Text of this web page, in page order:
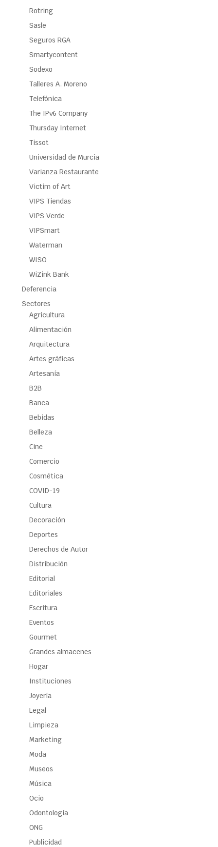
Rotring
Sasle
Seguros RGA
Smartycontent
Sodexo
Talleres A. Moreno
Telefónica
The IPv6 Company
Thursday Internet
Tissot
Universidad de Murcia
Varianza Restaurante
Victim of Art
VIPS Tiendas
VIPS Verde
VIPSmart
Waterman
WISO
WiZink Bank
Deferencia
Sectores
Agricultura
Alimentación
Arquitectura
Artes gráficas
Artesanía
B2B
Banca
Bebidas
Belleza
Cine
Comercio
Cosmética
COVID-19
Cultura
Decoración
Deportes
Derechos de Autor
Distribución
Editorial
Editoriales
Escritura
Eventos
Gourmet
Grandes almacenes
Hogar
Instituciones
Joyería
Legal
Limpieza
Marketing
Moda
Museos
Música
Ocio
Odontología
ONG
Publicidad